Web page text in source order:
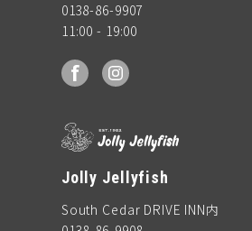
0138-86-9907
11:00 - 19:00
facebook
Jolly Jellyfish
South Cedar DRIVE INN内